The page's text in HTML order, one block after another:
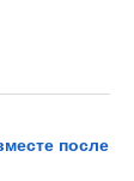
после